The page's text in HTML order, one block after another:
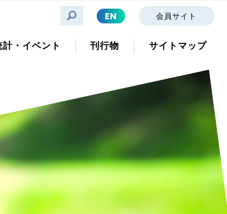
EN 会員サイト
・イベント 刊行物 サイトマップ